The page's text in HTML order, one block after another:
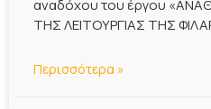
αναδόχου του έργου
ΤΗΣ ΛΕΙΤΟΥΡΓΙΑΣ ΤΗΣ
Περισσότερα »